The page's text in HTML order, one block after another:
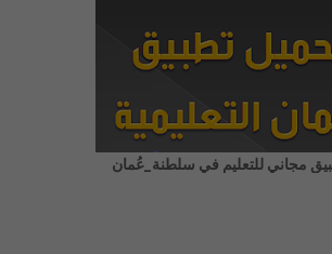
مجاني للتعليم في سلطنة_عُمان